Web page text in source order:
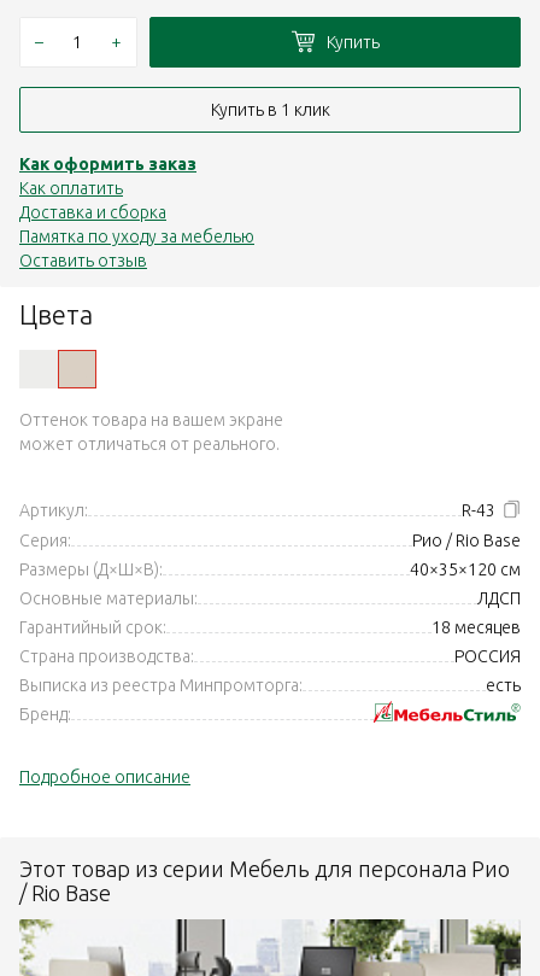
Цвета
Оттенок товара на вашем экране
может отличаться от реального.
Артикул:
R-43
Серия:
Рио / Rio Base
Размеры (Д×Ш×В):
40×35×120 см
Основные материалы:
ЛДСП
Гарантийный срок:
18 месяцев
Страна производства:
РОССИЯ
Выписка из реестра Минпромторга:
есть
Бренд:
Подробное описание
– + Купить
Купить в 1 клик
Как оформить заказ
Как оплатить
Доставка и сборка
Памятка по уходу за мебелью
Оставить отзыв
Этот товар из серии Мебель для персонала Рио
/ Rio Base